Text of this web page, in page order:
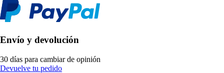
Envío y devolución
30 días para cambiar de opinión
Devuelve tu pedido